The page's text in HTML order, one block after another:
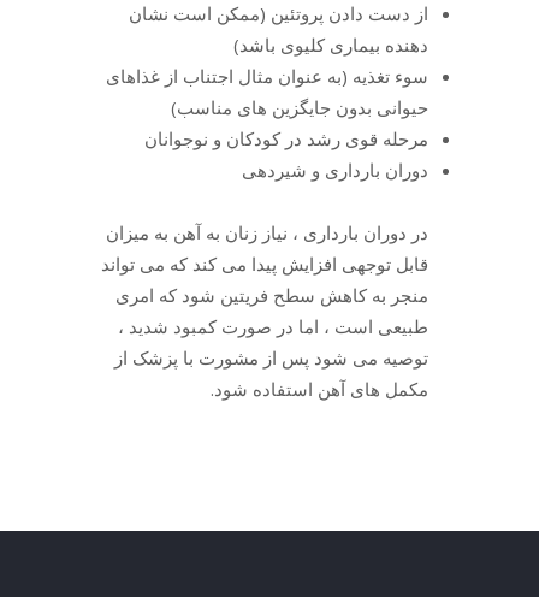
از دست دادن پروتئین (ممکن است نشان
دهنده بیماری کلیوی باشد)
سوء تغذیه (به عنوان مثال اجتناب از غذاهای
حیوانی بدون جایگزین های مناسب)
مرحله قوی رشد در کودکان و نوجوانان
دوران بارداری و شیردهی
در دوران بارداری ، نیاز زنان به آهن به میزان
قابل توجهی افزایش پیدا می کند که می تواند
منجر به کاهش سطح فریتین شود که امری
طبیعی است ، اما در صورت کمبود شدید ،
توصیه می شود پس از مشورت با پزشک از
مکمل های آهن استفاده شود.